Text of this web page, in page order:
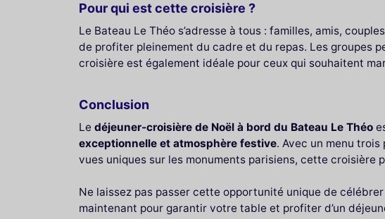
Pour qui est cette croisière ?
Le Bateau Le Théo s’adresse à tous : familles, amis,
de profiter pleinement du cadre et du repas. Les groupes
croisière est également idéale pour ceux qui souhaitent
Conclusion
Le déjeuner-croisière de Noël à bord du Bateau Le Théo
exceptionnelle et atmosphère festive. Avec un menu
vues uniques sur les monuments parisiens, cette croisière
Ne laissez pas passer cette opportunité unique de
maintenant pour garantir votre table et profiter d’un